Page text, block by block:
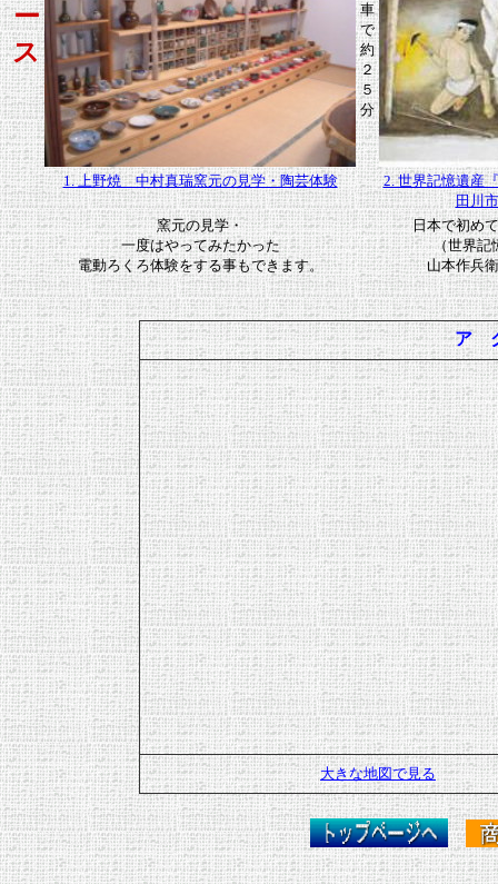
ー
ス
車
で
約
２
５
分
1. 上野焼 中村真瑞窯元の見学・陶芸体験
2. 世界記憶遺産
田川
窯元の見学・
一度はやってみたかった
電動ろくろ体験をする事もできます。
日本で初め
（世界記
山本作兵
ア
大きな地図で見る